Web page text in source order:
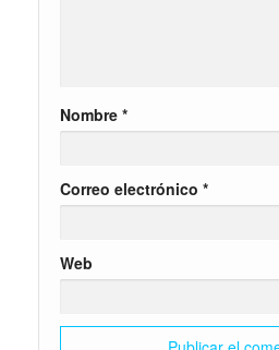
Nombre *
Correo electrónico *
Web